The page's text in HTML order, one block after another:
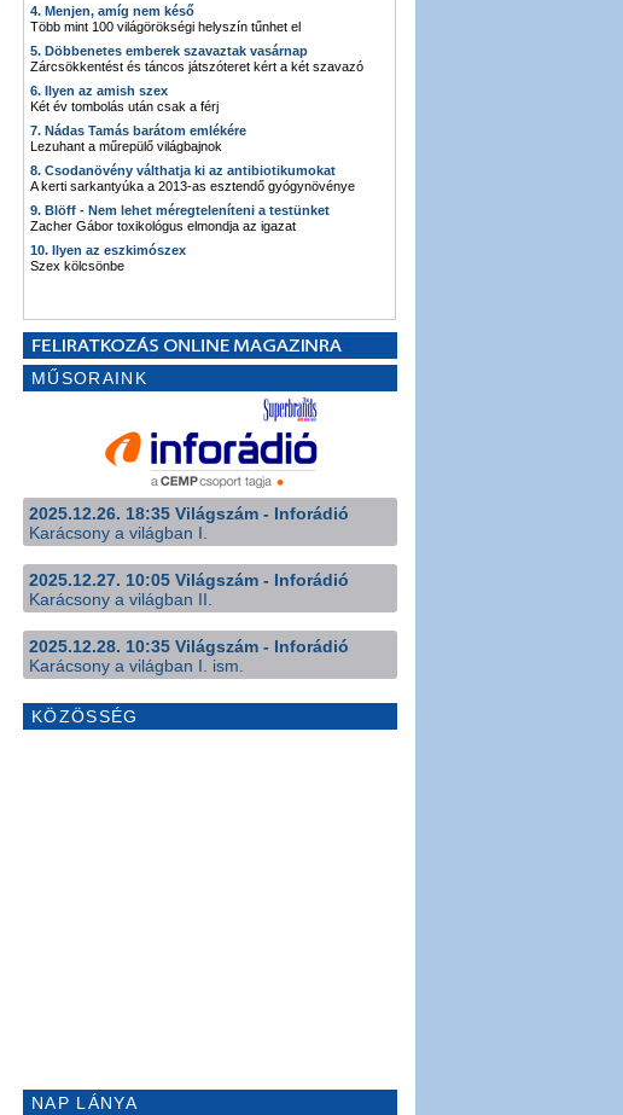
4. Menjen, amíg nem késő
Több mint 100 világörökségi helyszín tűnhet el
5. Döbbenetes emberek szavaztak vasárnap
Zárcsökkentést és táncos játszóteret kért a két szavazó
6. Ilyen az amish szex
Két év tombolás után csak a férj
7. Nádas Tamás barátom emlékére
Lezuhant a műrepülő világbajnok
8. Csodanövény válthatja ki az antibiotikumokat
A kerti sarkantyúka a 2013-as esztendő gyógynövénye
9. Blöff - Nem lehet méregteleníteni a testünket
Zacher Gábor toxikológus elmondja az igazat
10. Ilyen az eszkimószex
Szex kölcsönbe
MŰSORAINK
2025.12.26. 18:35 Világszám - Inforádió
Karácsony a világban I.
2025.12.27. 10:05 Világszám - Inforádió
Karácsony a világban II.
2025.12.28. 10:35 Világszám - Inforádió
Karácsony a világban I. ism.
KÖZÖSSÉG
NAP LÁNYA